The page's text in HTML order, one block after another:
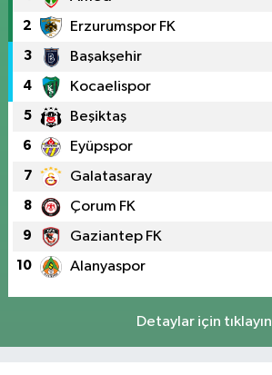
2 Erzurumspor FK
3 Başakşehir
4 Kocaelispor
5 Beşiktaş
6 Eyüpspor
7 Galatasaray
8 Çorum FK
9 Gaziantep FK
10 Alanyaspor
Detaylar için tıklayın